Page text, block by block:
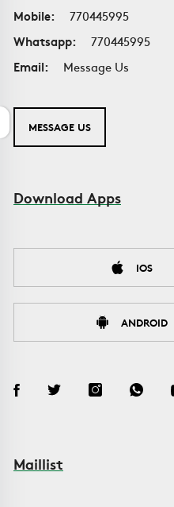
Mobile:
770445995
Whatsapp:
770445995
Email:
Message Us
MESSAGE US
Download Apps
IOS
ANDROID
Maillist